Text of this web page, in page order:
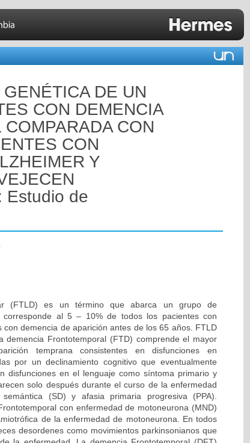
DE UN
CON DEMENCIA
CON
CON
Y
Estudio de
(FTLD) es un término que abarca un grupo de
corresponde al 5 – 10% de todos los pacientes con
demencia de aparición antes de los 65 años. FTLD
demencia Frontotemporal (FTD) comprende el mayor
temprana consistentes en disfunciones en
por un declinamiento cognitivo que eventualmente
disfunciones en el lenguaje como síntoma primario y
solo después durante el curso de la enfermedad
(SD) y afasia primaria progresiva (PPA).
con enfermedad de motoneurona (MND)
de la enfermedad de motoneurona. En todos
desordenes como movimientos parkinsonianos que